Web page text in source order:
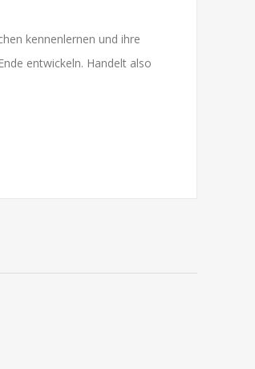
kennenlernen und ihre
entwickeln. Handelt also